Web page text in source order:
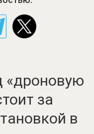
«дроновую
за
в